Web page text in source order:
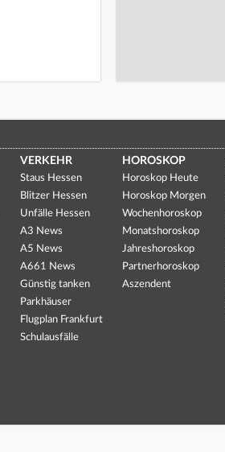
VERKEHR
Staus Hessen
Blitzer Hessen
Unfälle Hessen
A3 News
A5 News
A661 News
Günstig tanken
Parkhäuser
Flugplan Frankfurt
Schulausfälle
HOROSKOP
Horoskop Heute
Horoskop Morgen
Wochenhoroskop
Monatshoroskop
Jahreshoroskop
Partnerhoroskop
Aszendent